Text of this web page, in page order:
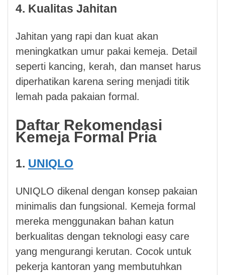
4. Kualitas Jahitan
Jahitan yang rapi dan kuat akan
meningkatkan umur pakai kemeja. Detail
seperti kancing, kerah, dan manset harus
diperhatikan karena sering menjadi titik
lemah pada pakaian formal.
Daftar Rekomendasi
Kemeja Formal Pria
1. UNIQLO
UNIQLO dikenal dengan konsep pakaian
minimalis dan fungsional. Kemeja formal
mereka menggunakan bahan katun
berkualitas dengan teknologi easy care
yang mengurangi kerutan. Cocok untuk
pekerja kantoran yang membutuhkan